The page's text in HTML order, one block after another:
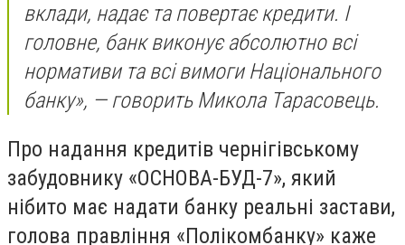
вклади, надає та повертає кредити. І
головне, банк виконує абсолютно всі
нормативи та всі вимоги Національного
банку», — говорить Микола Тарасовець.
Про надання кредитів чернігівському
забудовнику «ОСНОВА-БУД-7», який
нібито має надати банку реальні застави,
голова правління «Полікомбанку» каже